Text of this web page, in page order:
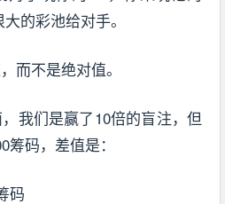
的彩池给对手。
而不是绝对值。
我们是赢了10倍的盲注，但
码，差值是：
码